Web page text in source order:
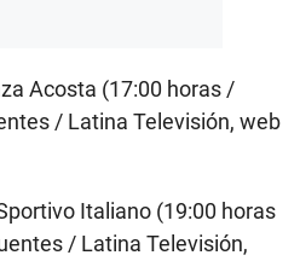
Acosta (17:00 horas /
/ Latina Televisión, web
Italiano (19:00 horas
/ Latina Televisión,